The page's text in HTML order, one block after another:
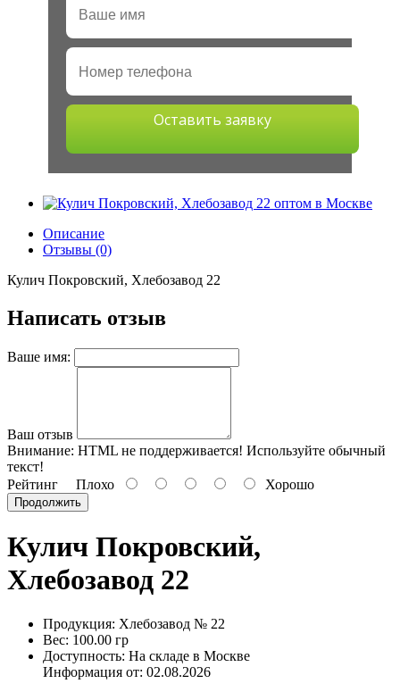
Оставить заявку
Описание
Отзывы (0)
Кулич Покровский, Хлебозавод 22
Написать отзыв
Ваше имя:
Ваш отзыв
Внимание: HTML не поддерживается! Используйте обычный
текст!
Рейтинг Плохо Хорошо
Продолжить
Кулич Покровский,
Хлебозавод 22
Продукция: Хлебозавод № 22
Вес: 100.00 гр
Доступность: На складе в Москве
Информация от: 02.08.2026